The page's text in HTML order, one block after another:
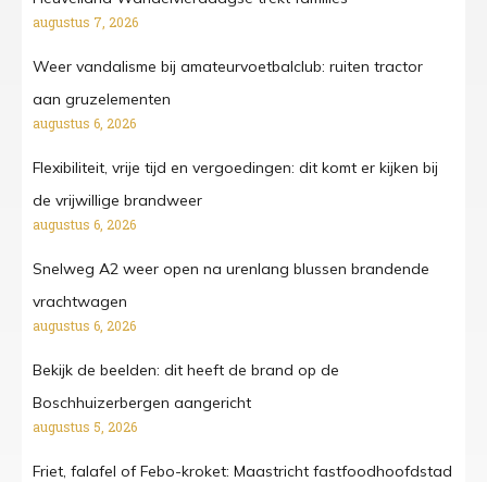
augustus 7, 2026
Weer vandalisme bij amateurvoetbalclub: ruiten tractor
aan gruzelementen
augustus 6, 2026
Flexibiliteit, vrije tijd en vergoedingen: dit komt er kijken bij
de vrijwillige brandweer
augustus 6, 2026
Snelweg A2 weer open na urenlang blussen brandende
vrachtwagen
augustus 6, 2026
Bekijk de beelden: dit heeft de brand op de
Boschhuizerbergen aangericht
augustus 5, 2026
Friet, falafel of Febo-kroket: Maastricht fastfoodhoofdstad